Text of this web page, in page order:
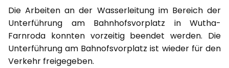
Die Arbeiten an der Wasserleitung im Bereich der
Unterführung am Bahnhofsvorplatz in Wutha-
Farnroda konnten vorzeitig beendet werden. Die
Unterführung am Bahnofsvorplatz ist wieder für den
Verkehr freigegeben.